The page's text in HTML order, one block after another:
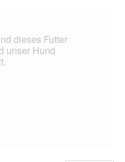
dieses Futter
unser Hund